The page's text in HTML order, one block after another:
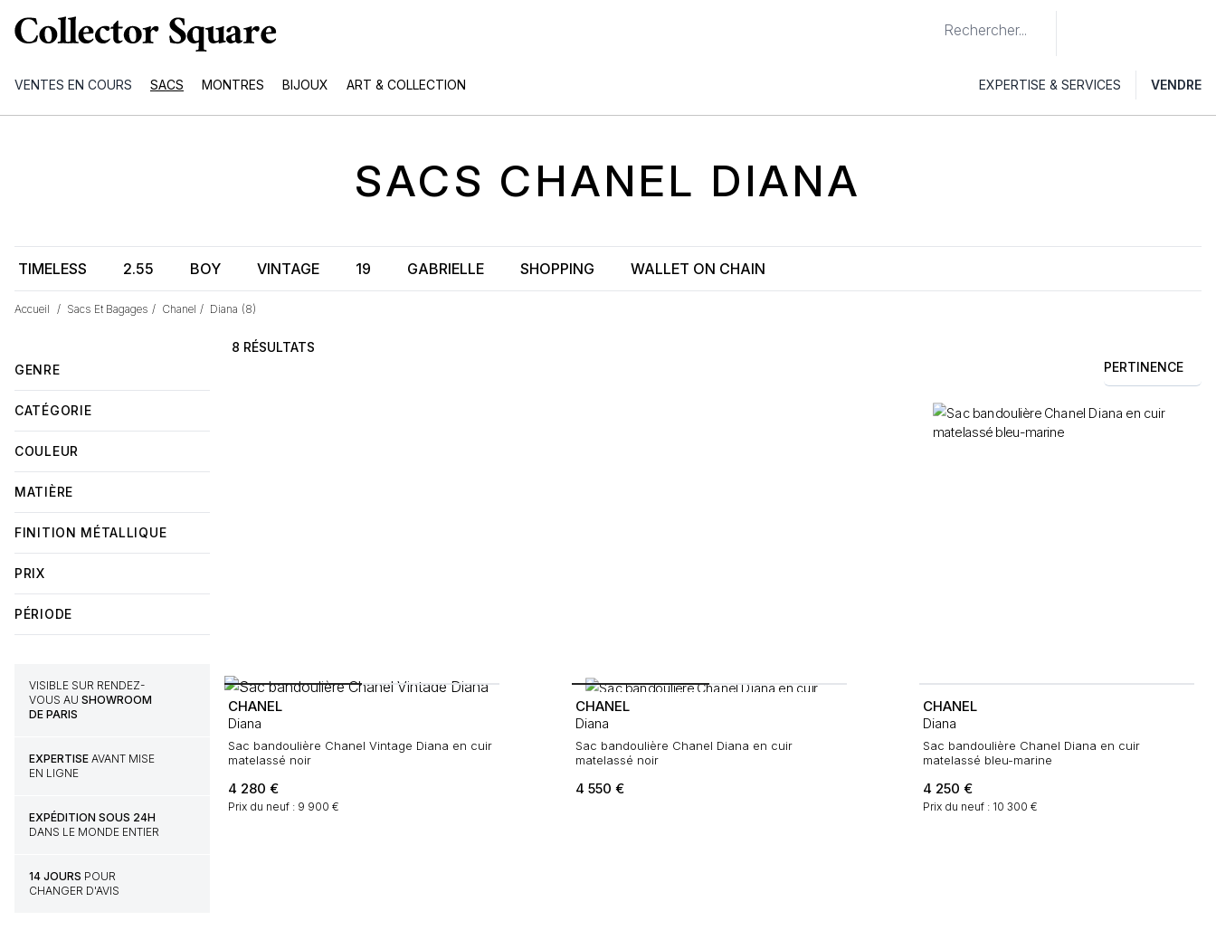
VENTES EN COURS SACS MONTRES BIJOUX ART & COLLECTION EXPERTISE & SERVICES VENDRE
Accueil / Sacs Et Bagages / Chanel / Diana (8)
SACS CHANEL DIANA
TIMELESS 2.55 BOY VINTAGE 19 GABRIELLE SHOPPING WALLET ON CHAIN
PERTINENCE
8 RÉSULTATS
GENRE
CATÉGORIE
COULEUR
MATIÈRE
FINITION MÉTALLIQUE
PRIX
PÉRIODE
VISIBLE SUR RENDEZ-
VOUS AU SHOWROOM
DE PARIS
EXPERTISE AVANT MISE
EN LIGNE
EXPÉDITION SOUS 24H
DANS LE MONDE ENTIER
14 JOURS POUR
CHANGER D'AVIS
CHANEL
Diana
Sac bandoulière Chanel Vintage Diana en cuir
matelassé noir
4 280 €
Prix du neuf : 9 900 €
CHANEL
Diana
Sac bandoulière Chanel Diana en cuir
matelassé noir
4 550 €
CHANEL
Diana
Sac bandoulière Chanel Diana en cuir
matelassé bleu-marine
4 250 €
Prix du neuf : 10 300 €